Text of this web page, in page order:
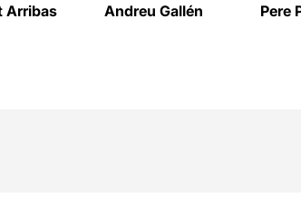
Arribas Andreu Gallén Pere